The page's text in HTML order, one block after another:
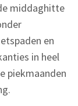
middaghitte
en
in heel
piekmaanden